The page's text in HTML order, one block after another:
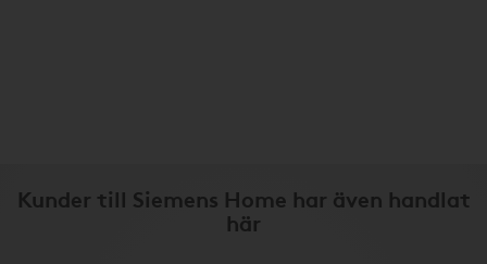
Kunder till Siemens Home har även handlat
här